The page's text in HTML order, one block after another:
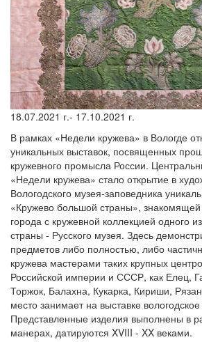
18.07.2021 г.- 17.10.2021 г.
В рамках «Недели кружева» в Вологде
уникальных выставок, посвященных
кружевного промысла России.
«Недели кружева» стало открытие в
Вологодского музея-заповедника
«Кружево большой страны», знакомящей
города с кружевной коллекцией одного
страны - Русского музея. Здесь
предметов либо полностью, либо
кружева мастерами таких крупных
Российской империи и СССР, как Елец,
Торжок, Балахна, Кукарка, Кириши,
место занимает на выставке
Представленные изделия выполнены в
манерах, датируются XVIII - XX веками.